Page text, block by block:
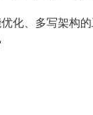
化、多写架构